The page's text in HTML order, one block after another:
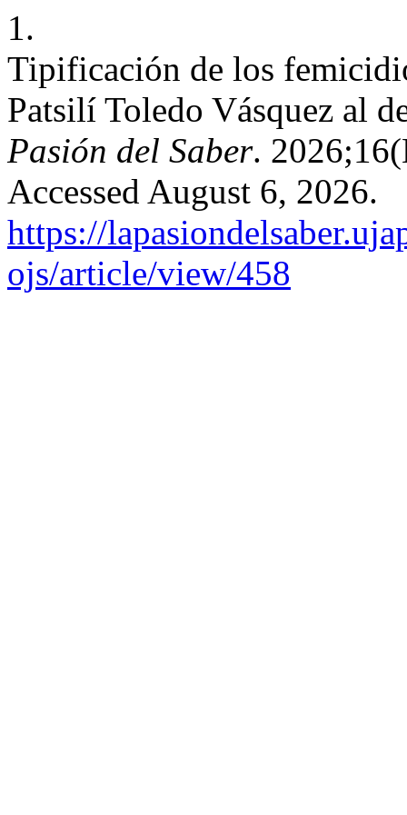
1.
Tipificación de los
Patsilí Toledo Vásquez al
Pasión del Saber.
Accessed August 6, 2026.
https://
ojs/article/view/458